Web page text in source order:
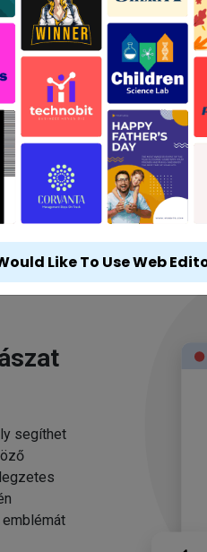
segíthet
Like To Use Web